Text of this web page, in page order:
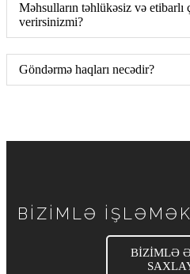
Məhsulların təhlükəsiz və etibarlı
verirsinizmi?
Göndərmə haqları necədir?
BİZİMLƏ
BİZİMLƏ